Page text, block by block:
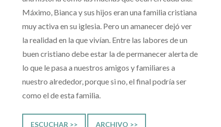
Máximo, Bianca y sus hijos eran una familia cristiana
muy activa en su iglesia. Pero un amanecer dejó ver
la realidad en la que vivían. Entre las labores de un
buen cristiano debe estar la de permanecer alerta de
lo que le pasa a nuestros amigos y familiares a
nuestro alrededor, porque si no, el final podría ser
como el de esta familia.
ESCUCHAR >> ARCHIVO >>